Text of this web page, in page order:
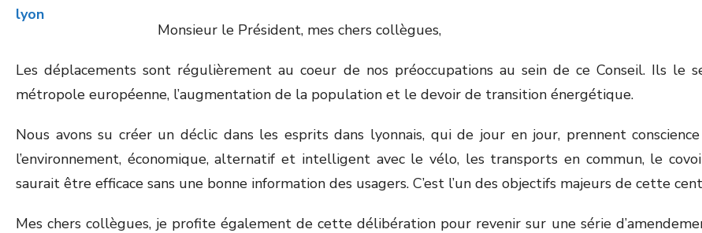
Monsieur le Président, mes chers collègues,
Les déplacements sont régulièrement au coeur de nos préoccupations au sein de ce Conseil. Ils le
métropole européenne, l’augmentation de la population et le devoir de transition énergétique.
Nous avons su créer un déclic dans les esprits dans lyonnais, qui de jour en jour, prennent
l’environnement, économique, alternatif et intelligent avec le vélo, les transports en commun, le
saurait être efficace sans une bonne information des usagers. C’est l’un des objectifs majeurs de cette
Mes chers collègues, je profite également de cette délibération pour revenir sur une série